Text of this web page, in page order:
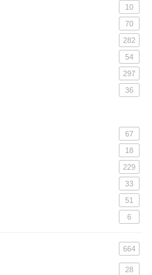
10
70
282
54
297
36
67
18
229
33
51
6
664
28